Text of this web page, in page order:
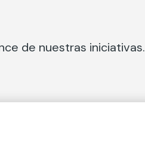
de nuestras iniciativas.